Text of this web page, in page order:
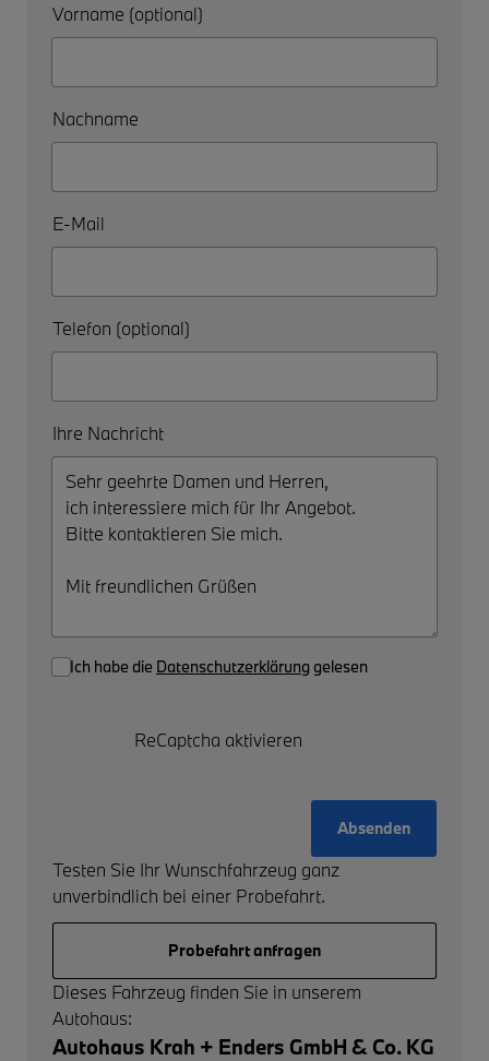
Vorname (optional)
Nachname
E-Mail
Telefon (optional)
Ihre Nachricht
Ich habe die Datenschutzerklärung gelesen
ReCaptcha aktivieren
Absenden
Testen Sie Ihr Wunschfahrzeug ganz
unverbindlich bei einer Probefahrt.
Probefahrt anfragen
Dieses Fahrzeug finden Sie in unserem
Autohaus:
Autohaus Krah + Enders GmbH & Co. KG